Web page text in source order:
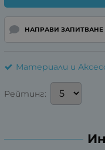
НАПРАВИ ЗАПИТВАНЕ
Материали и
Рейтинг: